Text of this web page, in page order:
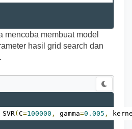
mencoba membuat model
hasil grid search dan
SVR(C=100000 , gamma=0.005 ,